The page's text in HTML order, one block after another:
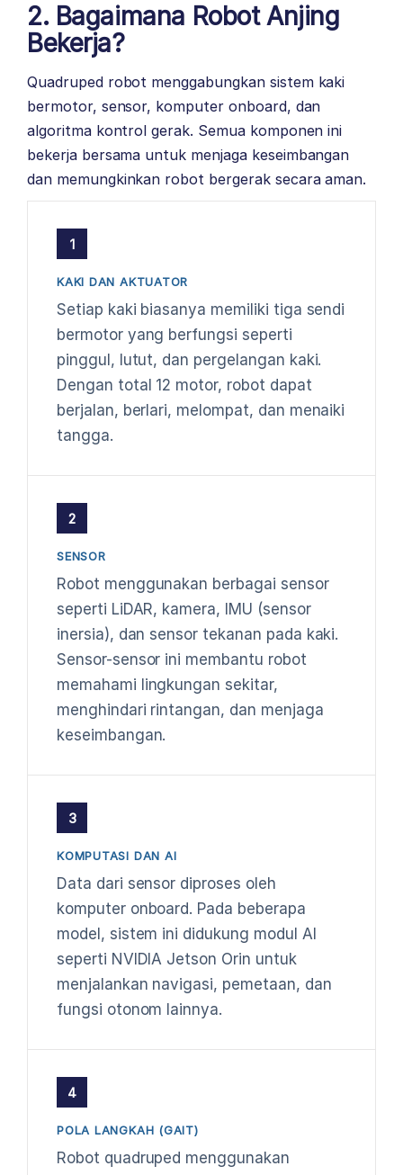
2. Bagaimana Robot Anjing
Bekerja?
Quadruped robot menggabungkan sistem kaki
bermotor, sensor, komputer onboard, dan
algoritma kontrol gerak. Semua komponen ini
bekerja bersama untuk menjaga keseimbangan
dan memungkinkan robot bergerak secara aman.
1
KAKI DAN AKTUATOR
Setiap kaki biasanya memiliki tiga sendi
bermotor yang berfungsi seperti
pinggul, lutut, dan pergelangan kaki.
Dengan total 12 motor, robot dapat
berjalan, berlari, melompat, dan menaiki
tangga.
2
SENSOR
Robot menggunakan berbagai sensor
seperti LiDAR, kamera, IMU (sensor
inersia), dan sensor tekanan pada kaki.
Sensor-sensor ini membantu robot
memahami lingkungan sekitar,
menghindari rintangan, dan menjaga
keseimbangan.
3
KOMPUTASI DAN AI
Data dari sensor diproses oleh
komputer onboard. Pada beberapa
model, sistem ini didukung modul AI
seperti NVIDIA Jetson Orin untuk
menjalankan navigasi, pemetaan, dan
fungsi otonom lainnya.
4
POLA LANGKAH (GAIT)
Robot quadruped menggunakan